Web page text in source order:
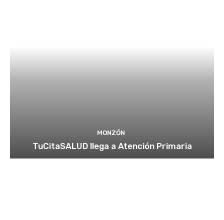
MONZÓN
TuCitaSALUD llega a Atención Primaria